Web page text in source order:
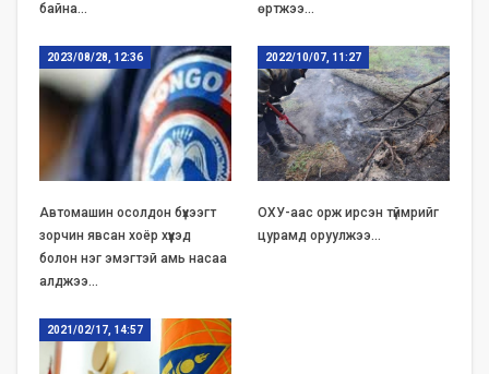
байна…
өртжээ…
2023/08/28, 12:36
Автомашин осолдон бүхээгт
зорчин явсан хоёр хүүхэд
болон нэг эмэгтэй амь насаа
алджээ…
2022/10/07, 11:27
ОХУ-аас орж ирсэн түймрийг
цурамд оруулжээ…
2021/02/17, 14:57